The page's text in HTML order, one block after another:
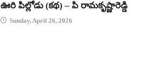
ఊరి పిల్లోడు (కథ) – పి రామకృష్ణారెడ్డి
Sunday, April 26, 2026